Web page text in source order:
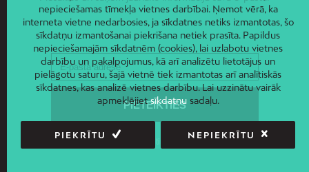
nepieciešamas tīmekļa vietnes darbībai. Ņemot vērā, ka
interneta vietne nedarbosies, ja sīkdatnes netiks izmantotas, šo
sīkdatņu izmantošanai piekrišana netiek prasīta. Papildus
nepieciešamajām sīkdatnēm (cookies), lai uzlabotu vietnes
darbību un pakalpojumus, kā arī analizētu lietotājus un
pielāgotu saturu, šajā vietnē tiek izmantotas arī analītiskās
sīkdatnes, kas analizē vietnes darbību. Lai uzzinātu vairāk
apmeklējietsīkdatņusadaļu.
PIEKRĪTU NEPIEKRĪTU